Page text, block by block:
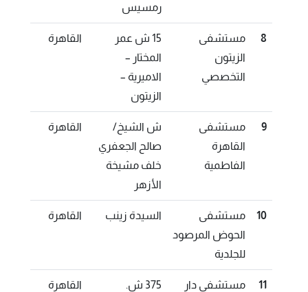
رمسيس
8
مستشفى
الزيتون
التخصصي
15 ش عمر
المختار –
الاميرية –
الزيتون
القاهرة
9
مستشفى
القاهرة
الفاطمية
ش الشيخ/
صالح الجعفري
خلف مشيخة
الأزهر
القاهرة
10
مستشفى
الحوض المرصود
للجلدية
السيدة زينب القاهرة
11
مستشفى دار
375 ش.
القاهرة